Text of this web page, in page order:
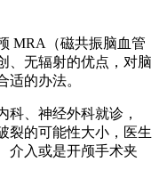
MRA（磁共振脑血管
、无辐射的优点，对脑
适的办法。
科、神经外科就诊，
裂的可能性大小，医生
入或是开颅手术夹